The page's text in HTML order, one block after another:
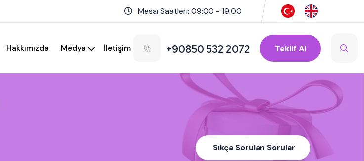
Mesai Saatleri: 09:00 - 19:00
Hakkımızda Medya İletişim +90850 532 2072 Teklif Al
Sıkça Sorulan Sorular